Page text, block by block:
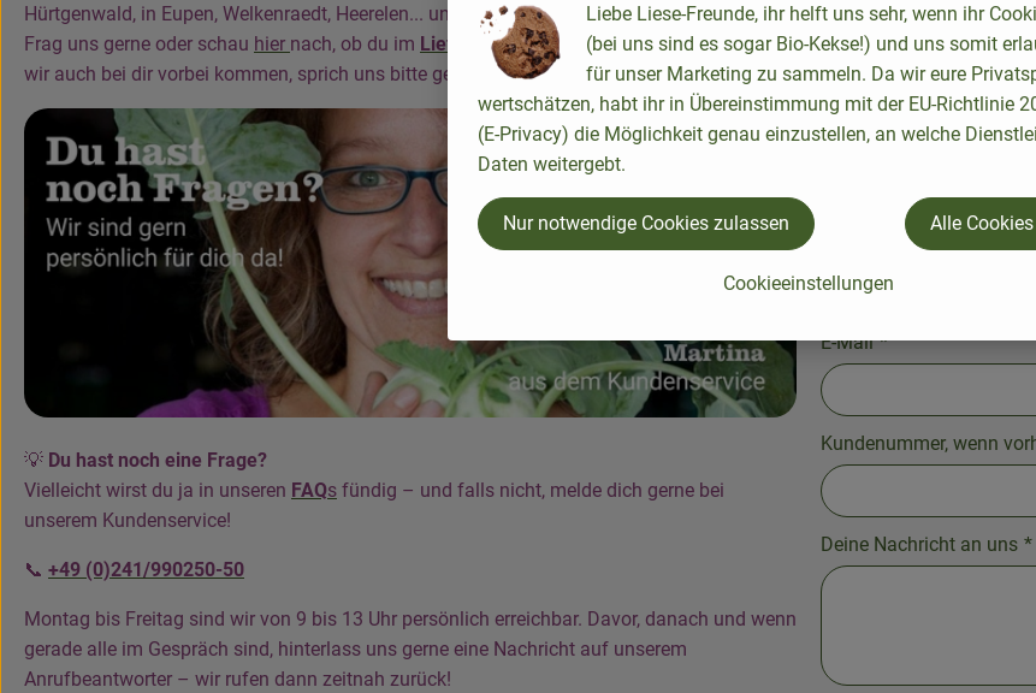
Hürtgenwald, in Eupen, Welkenraedt, Heerelen... und in vielen weiteren Orten in der Euregio.
Frag uns gerne oder schau hier nach, ob du im Liefergebiet liegst. Falls du unsicher bist, ob
wir auch bei dir vorbei kommen, sprich uns bitte gern an!
💡 Du hast noch eine Frage?
Vielleicht wirst du ja in unseren FAQs fündig – und falls nicht, melde dich gerne bei
unserem Kundenservice!
📞 +49 (0)241/990250-50
Montag bis Freitag sind wir von 9 bis 13 Uhr persönlich erreichbar. Davor, danach und wenn
gerade alle im Gespräch sind, hinterlass uns gerne eine Nachricht auf unserem
Anrufbeantworter – wir rufen dann zeitnah zurück!
Frau
Herr
Familie
Vorname *
Nachname *
E-Mail *
Kundenummer, wenn
Deine Nachricht an uns *
Liebe Liese-Freunde, ihr helft uns sehr, wenn ihr
(bei uns sind es sogar Bio-Kekse!) und uns somit
für unser Marketing zu sammeln. Da wir eure
wertschätzen, habt ihr in Übereinstimmung mit der EU-Richtlinie
(E-Privacy) die Möglichkeit genau einzustellen, an welche
Daten weitergebt.
Cookieeinstellungen
Nur notwendige Cookies zulassen Alle